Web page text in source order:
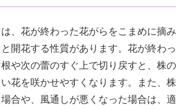
、花が終わった花がらをこまめに摘み
開花する性質があります。花が終わっ
や次の蕾のすぐ上で切り戻すと、株の
花を咲かせやすくなります。また、株
合や、風通しが悪くなった場合は、適